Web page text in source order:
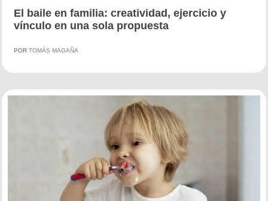
El baile en familia: creatividad, ejercicio y
vínculo en una sola propuesta
POR TOMÁS MAGAÑA